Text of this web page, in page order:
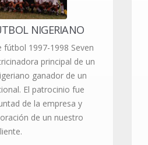
NIGERIANO
1997-1998 Seven
principal de un
ganador de un
El patrocinio fue
de la empresa y
de un nuestro